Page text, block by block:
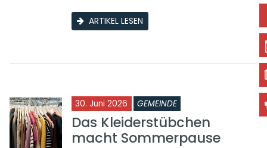
ARTIKEL LESEN
30. Juni 2026 GEMEINDE
Das Kleiderstübchen
macht Sommerpause